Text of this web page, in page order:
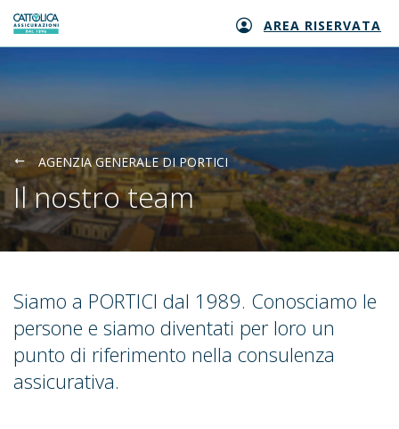
Generali logo AREA RISERVATA
AGENZIA GENERALE DI PORTICI
Il nostro team
Siamo a PORTICI dal 1989. Conosciamo le
persone e siamo diventati per loro un
punto di riferimento nella consulenza
assicurativa.